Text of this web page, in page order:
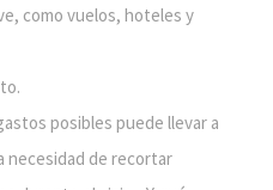
como vuelos, hoteles y
posibles puede llevar a
necesidad de recortar